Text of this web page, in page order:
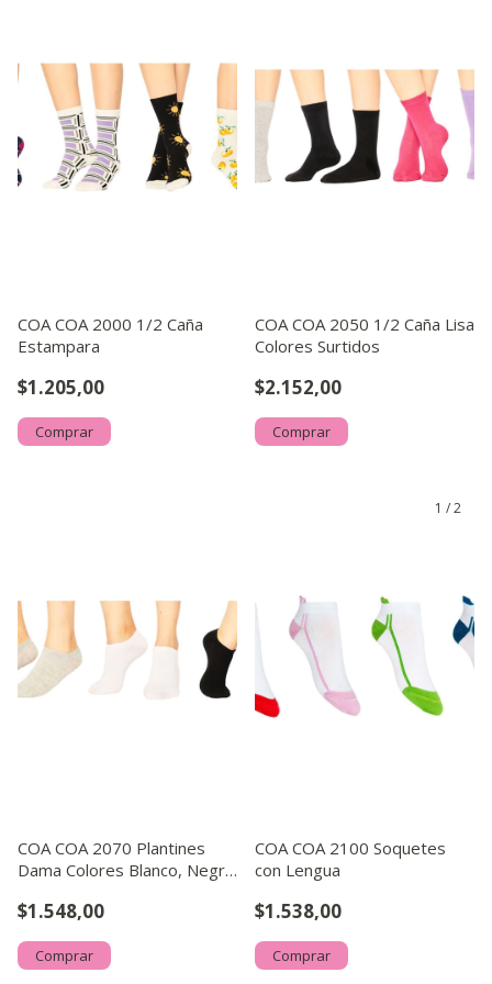
COA COA 2000 1/2 Caña
Estampara
$1.205,00
Comprar
COA COA 2050 1/2 Caña Lisa
Colores Surtidos
$2.152,00
Comprar
COA COA 2070 Plantines
Dama Colores Blanco, Negro
$1.548,00
Comprar
1 /2
COA COA 2100 Soquetes
con Lengua
$1.538,00
Comprar